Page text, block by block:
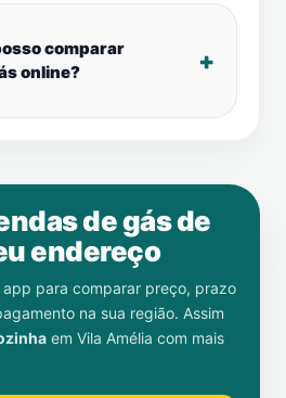
comparar
online?
de gás de
endereço
para comparar preço, prazo
na sua região. Assim
em Vila Amélia com mais